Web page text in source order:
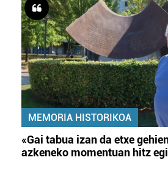
MEMORIA HISTORIKOA
«Gai tabua izan da etxe
azkeneko momentuan hitz